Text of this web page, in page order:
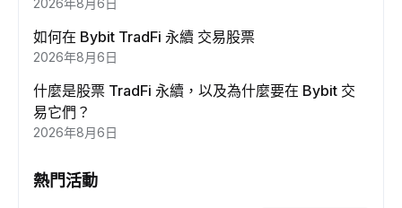
2026年8月6日
如何在 Bybit TradFi 永續 交易股票
2026年8月6日
什麼是股票 TradFi 永續，以及為什麼要在 Bybit 交
易它們？
2026年8月6日
熱門活動